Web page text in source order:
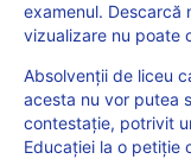
examenul. Descarcă
vizualizare nu poate
Absolvenții de liceu
acesta nu vor putea
contestație, potrivit
Educației la o petiție